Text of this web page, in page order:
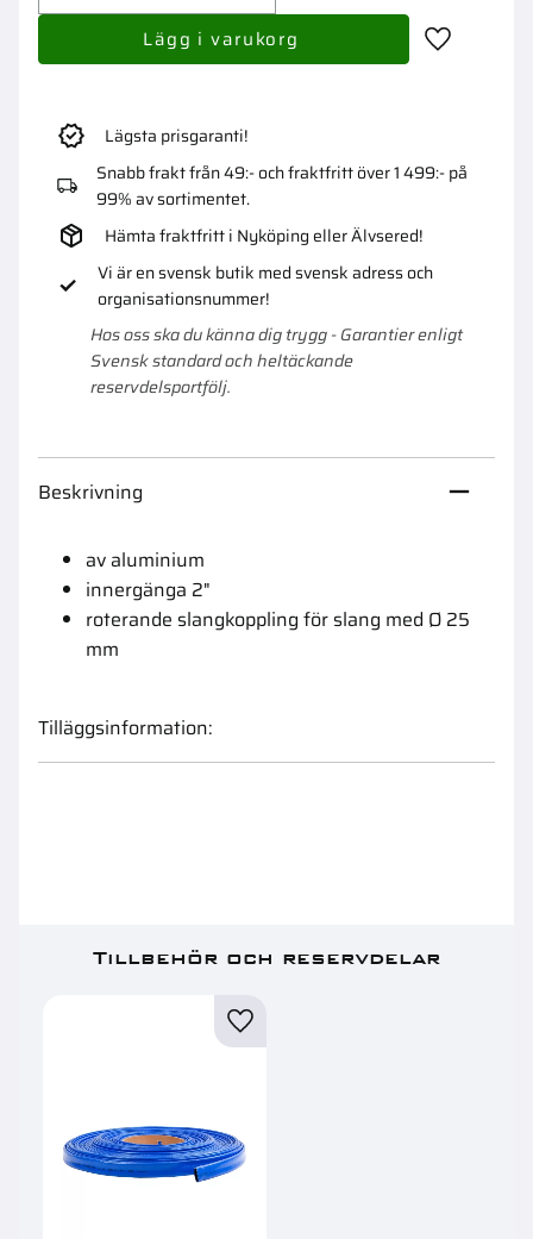
Lägg till i
Lägsta prisgaranti!
Snabb frakt från 49:- och fraktfritt över 1 499:- på
99% av sortimentet.
Hämta fraktfritt i Nyköping eller Älvsered!
Vi är en svensk butik med svensk adress och
organisationsnummer!
Hos oss ska du känna dig trygg - Garantier enligt
Svensk standard och heltäckande
reservdelsportfölj.
Beskrivning
av aluminium
innergänga 2"
roterande slangkoppling för slang med Ø 25
mm
Tilläggsinformation:
Tillbehör och reservdelar
Lägg till i favoriter